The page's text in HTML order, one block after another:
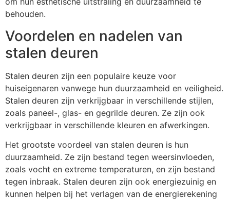
behouden.
Voordelen en nadelen van
stalen deuren
Stalen deuren zijn een populaire keuze voor
huiseigenaren vanwege hun duurzaamheid en veiligheid.
Stalen deuren zijn verkrijgbaar in verschillende stijlen,
zoals paneel-, glas- en gegrilde deuren. Ze zijn ook
verkrijgbaar in verschillende kleuren en afwerkingen.
Het grootste voordeel van stalen deuren is hun
duurzaamheid. Ze zijn bestand tegen weersinvloeden,
zoals vocht en extreme temperaturen, en zijn bestand
tegen inbraak. Stalen deuren zijn ook energiezuinig en
kunnen helpen bij het verlagen van de energierekening